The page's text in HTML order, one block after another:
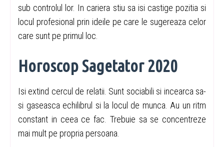
sub controlul lor. In cariera stiu sa isi castige pozitia si
locul profesional prin ideile pe care le sugereaza celor
care sunt pe primul loc.
Horoscop Sagetator 2020
Isi extind cercul de relatii. Sunt sociabili si incearca sa-
si gaseasca echilibrul si la locul de munca. Au un ritm
constant in ceea ce fac. Trebuie sa se concentreze
mai mult pe propria persoana.